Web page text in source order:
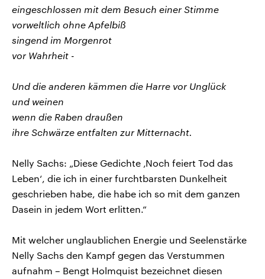
eingeschlossen mit dem Besuch einer Stimme
vorweltlich ohne Apfelbiß
singend im Morgenrot
vor Wahrheit -
Und die anderen kämmen die Harre vor Unglück
und weinen
wenn die Raben draußen
ihre Schwärze entfalten zur Mitternacht.
Nelly Sachs: „Diese Gedichte ‚Noch feiert Tod das
Leben‘, die ich in einer furchtbarsten Dunkelheit
geschrieben habe, die habe ich so mit dem ganzen
Dasein in jedem Wort erlitten.“
Mit welcher unglaublichen Energie und Seelenstärke
Nelly Sachs den Kampf gegen das Verstummen
aufnahm – Bengt Holmquist bezeichnet diesen